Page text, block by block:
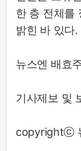
한 층 전체를
밝힌 바 있다.
뉴스엔 배효
기사제보 및
copyrightⓒ